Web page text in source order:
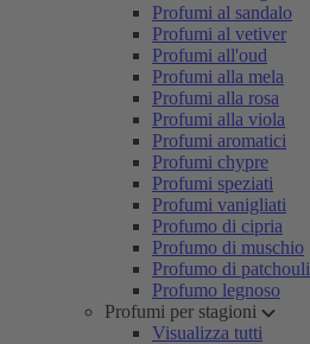
Profumi al sandalo
Profumi al vetiver
Profumi all'oud
Profumi alla mela
Profumi alla rosa
Profumi alla viola
Profumi aromatici
Profumi chypre
Profumi speziati
Profumi vanigliati
Profumo di cipria
Profumo di muschio
Profumo di patchouli
Profumo legnoso
Profumi per stagioni
Visualizza tutti